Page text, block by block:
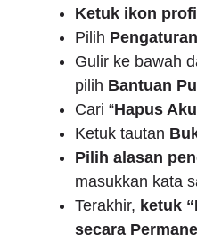
Ketuk ikon profil
Pilih Pengaturan
Gulir ke bawah
pilih Bantuan
Cari “Hapus
Ketuk tautan
Pilih alasan
masukkan kata
Terakhir, ketuk
secara